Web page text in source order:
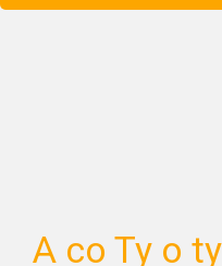
A co Ty o